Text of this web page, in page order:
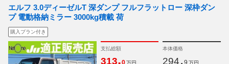
エルフ 3.0ディーゼルT 深ダンプ フルフラットロー 深枠ダン
プ 電動格納ミラー 3000kg積載 荷
購入プラン付き
支払総額
313.0 万円
本体価格
294. 9 万円